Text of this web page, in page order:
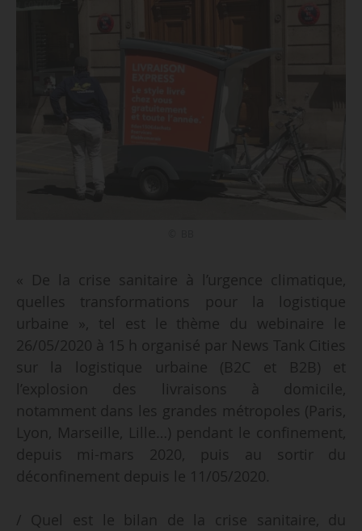
« De la crise sanitaire à l’urgence climatique,
quelles transformations pour la logistique
urbaine », tel est le thème du webinaire le
26/05/2020 à 15 h organisé par News Tank Cities
sur la logistique urbaine (B2C et B2B) et
l’explosion des livraisons à domicile,
notamment dans les grandes métropoles (Paris,
Lyon, Marseille, Lille…) pendant le confinement,
depuis mi-mars 2020, puis au sortir du
déconfinement depuis le 11/05/2020.
/ Quel est le bilan de la crise sanitaire, du